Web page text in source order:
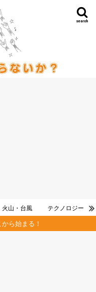
search
火山・台風 テクノロジー
ら始まる！